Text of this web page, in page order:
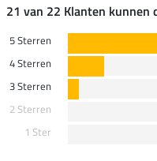
21 van 22 Klanten kunnen
5 Sterren
4 Sterren
3 Sterren
2 Sterren
1 Ster